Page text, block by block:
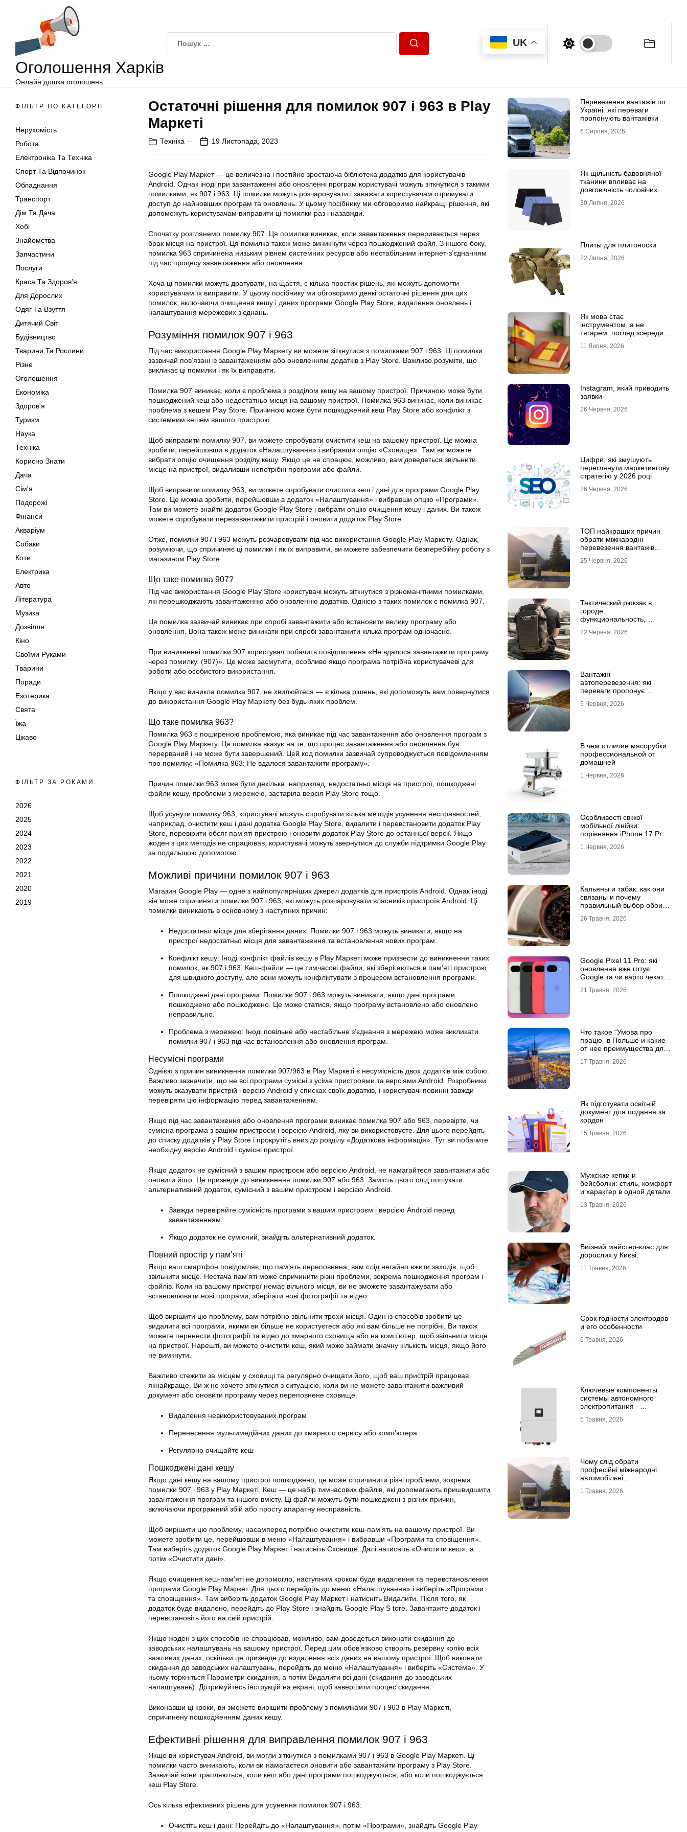
Оголошення Харків
Онлайн дошка оголошень
UK
ФІЛЬТР ПО КАТЕГОРІЇ
Нерухомість
Робота
Електроніка Та Техніка
Спорт Та Відпочинок
Обладнання
Транспорт
Дім Та Дача
Хобі
Знайомства
Запчастини
Послуги
Краса Та Здоров'я
Для Дорослих
Одяг Та Взуття
Дитячий Світ
Будівництво
Тварини Та Рослини
Різне
Оголошення
Економіка
Здоров'я
Туризм
Наука
Техніка
Корисно Знати
Дача
Сім'я
Подорожі
Фінанси
Акваріум
Собаки
Коти
Електрика
Авто
Література
Музика
Дозвілля
Кіно
Своїми Руками
Тварини
Поради
Езотерика
Свята
Їжа
Цікаво
ФІЛЬТР ЗА РОКАМИ
2026
2025
2024
2023
2022
2021
2020
2019
Остаточні рішення для помилок 907 і 963 в Play
Маркеті
Техніка 19 Листопада, 2023
Google Play Маркет — це величезна і постійно зростаюча бібліотека додатків для користувачів
Android. Однак іноді при завантаженні або оновленні програм користувачі можуть зіткнутися з такими
помилками, як 907 і 963. Ці помилки можуть розчаровувати і заважати користувачам отримувати
доступ до найновіших програм та оновлень. У цьому посібнику ми обговоримо найкращі рішення , які
допоможуть користувачам виправити ці помилки раз і назавжди.
Спочатку розглянемо помилку 907. Ця помилка виникає, коли завантаження переривається через
брак місця на пристрої. Ця помилка також може виникнути через пошкоджений файл. З іншого боку,
помилка 963 спричинена низьким рівнем системних ресурсів або нестабільним інтернет-з’єднанням
під час процесу завантаження або оновлення.
Хоча ці помилки можуть дратувати, на щастя, є кілька простих рішень, які можуть допомогти
користувачам їх виправити. У цьому посібнику ми обговоримо деякі остаточні рішення для цих
помилок , включаючи очищення кешу і даних програми Google Play Store, видалення оновлень і
налаштування мережевих з’єднань.
Розуміння помилок 907 і 963
Під час використання Google Play Маркету ви можете зіткнутися з помилками 907 і 963. Ці помилки
зазвичай пов’язані із завантаженням або оновленням додатків з Play Store. Важливо розуміти, що
викликає ці помилки і як їх виправити.
Помилка 907 виникає, коли є проблема з розділом кешу на вашому пристрої. Причиною може бути
пошкоджений кеш або недостатньо місця на вашому пристрої. Помилка 963 виникає, коли виникає
проблема з кешем Play Store. Причиною може бути пошкоджений кеш Play Store або конфлікт з
системним кешем вашого пристрою.
Щоб виправити помилку 907, ви можете спробувати очистити кеш на вашому пристрої. Це можна
зробити, перейшовши в додаток «Налаштування» і вибравши опцію «Сховище». Там ви можете
вибрати опцію очищення розділу кешу. Якщо це не спрацює, можливо, вам доведеться звільнити
місце на пристрої, видаливши непотрібні програми або файли.
Щоб виправити помилку 963, ви можете спробувати очистити кеш і дані для програми Google Play
Store . Це можна зробити, перейшовши в додаток «Налаштування» і вибравши опцію «Програми».
Там ви можете знайти додаток Google Play Store і вибрати опцію очищення кешу і даних. Ви також
можете спробувати перезавантажити пристрій і оновити додаток Play Store.
Отже, помилки 907 і 963 можуть розчаровувати під час використання Google Play Маркету. Однак,
розуміючи, що спричиняє ці помилки і як їх виправити, ви можете забезпечити безперебійну роботу з
магазином Play Store.
Що таке помилка 907?
Під час використання Google Play Store користувачі можуть зіткнутися з різноманітними помилками,
які перешкоджають завантаженню або оновленню додатків. Однією з таких помилок є помилка 907.
Ця помилка зазвичай виникає при спробі завантажити або встановити велику програму або
оновлення. Вона також може виникати при спробі завантажити кілька програм одночасно.
При виникненні помилки 907 користувач побачить повідомлення «Не вдалося завантажити програму
через помилку. (907)». Це може засмутити, особливо якщо програма потрібна користувачеві для
роботи або особистого використання.
Якщо у вас виникла помилка 907, не хвилюйтеся — є кілька рішень, які допоможуть вам повернутися
до використання Google Play Маркету без будь-яких проблем.
Що таке помилка 963?
Помилка 963 є поширеною проблемою, яка виникає під час завантаження або оновлення програм з
Google Play Маркету. Ця помилка вказує на те, що процес завантаження або оновлення був
перерваний і не може бути завершений. Цей код помилки зазвичай супроводжується повідомленням
про помилку: «Помилка 963: Не вдалося завантажити програму».
Причин помилки 963 може бути декілька, наприклад, недостатньо місця на пристрої, пошкоджені
файли кешу, проблеми з мережею, застаріла версія Play Store тощо.
Щоб усунути помилку 963, користувачі можуть спробувати кілька методів усунення несправностей,
наприклад, очистити кеш і дані додатка Google Play Store , видалити і перевстановити додаток Play
Store, перевірити обсяг пам’яті пристрою і оновити додаток Play Store до останньої версії. Якщо
жоден з цих методів не спрацював, користувачі можуть звернутися до служби підтримки Google Play
за подальшою допомогою.
Можливі причини помилок 907 і 963
Магазин Google Play — одне з найпопулярніших джерел додатків для пристроїв Android. Однак іноді
він може спричиняти помилки 907 і 963, які можуть розчаровувати власників пристроїв Android. Ці
помилки виникають в основному з наступних причин:
Недостатньо місця для зберігання даних: Помилки 907 і 963 можуть виникати, якщо на
пристрої недостатньо місця для завантаження та встановлення нових програм.
Конфлікт кешу: Іноді конфлікт файлів кешу в Play Маркеті може призвести до виникнення таких
помилок , як 907 і 963. Кеш-файли — це тимчасові файли, які зберігаються в пам’яті пристрою
для швидкого доступу, але вони можуть конфліктувати з процесом встановлення програми.
Пошкоджені дані програми: Помилки 907 і 963 можуть виникати, якщо дані програми
пошкоджено або пошкоджено. Це може статися, якщо програму встановлено або оновлено
неправильно.
Проблема з мережею: Іноді повільне або нестабільне з’єднання з мережею може викликати
помилки 907 і 963 під час встановлення або оновлення програм.
Несумісні програми
Однією з причин виникнення помилки 907/963 в Play Маркеті є несумісність двох додатків між собою.
Важливо зазначити, що не всі програми сумісні з усіма пристроями та версіями Android. Розробники
можуть вказувати пристрій і версію Android у списках своїх додатків, і користувачі повинні завжди
перевіряти цю інформацію перед завантаженням.
Якщо під час завантаження або оновлення програми виникає помилка 907 або 963, перевірте, чи
сумісна програма з вашим пристроєм і версією Android, яку ви використовуєте. Для цього перейдіть
до списку додатків у Play Store і прокрутіть вниз до розділу «Додаткова інформація». Тут ви побачите
необхідну версію Android і сумісні пристрої.
Якщо додаток не сумісний з вашим пристроєм або версією Android, не намагайтеся завантажити або
оновити його. Це призведе до виникнення помилки 907 або 963. Замість цього слід пошукати
альтернативний додаток, сумісний з вашим пристроєм і версією Android.
Завжди перевіряйте сумісність програми з вашим пристроєм і версією Android перед
завантаженням.
Якщо додаток не сумісний, знайдіть альтернативний додаток.
Повний простір у пам’яті
Якщо ваш смартфон повідомляє, що пам’ять переповнена, вам слід негайно вжити заходів, щоб
звільнити місце. Нестача пам’яті може спричинити різні проблеми, зокрема пошкодження програм і
файлів. Коли на вашому пристрої немає вільного місця, ви не зможете завантажувати або
встановлювати нові програми, зберігати нові фотографії та відео.
Щоб вирішити цю проблему, вам потрібно звільнити трохи місця. Один із способів зробити це —
видалити всі програми, якими ви більше не користуєтеся або які вам більше не потрібні. Ви також
можете перенести фотографії та відео до хмарного сховища або на комп’ютер, щоб звільнити місце
на пристрої. Нарешті, ви можете очистити кеш, який може займати значну кількість місця, якщо його
не вимкнути.
Важливо стежити за місцем у сховищі та регулярно очищати його, щоб ваш пристрій працював
якнайкраще. Ви ж не хочете зіткнутися з ситуацією, коли ви не можете завантажити важливий
документ або оновити програму через переповнене сховище.
Видалення невикористовуваних програм
Перенесення мультимедійних даних до хмарного сервісу або комп’ютера
Регулярно очищайте кеш
Пошкоджені дані кешу
Якщо дані кешу на вашому пристрої пошкоджено, це може спричинити різні проблеми, зокрема
помилки 907 і 963 у Play Маркеті . Кеш — це набір тимчасових файлів, які допомагають пришвидшити
завантаження програм та іншого вмісту. Ці файли можуть бути пошкоджені з різних причин,
включаючи програмний збій або просту апаратну несправність.
Щоб вирішити цю проблему, насамперед потрібно очистити кеш-пам’ять на вашому пристрої. Ви
можете зробити це, перейшовши в меню «Налаштування» і вибравши «Програми та сповіщення».
Там виберіть додаток Google Play Маркет і натисніть Сховище. Далі натисніть «Очистити кеш», а
потім «Очистити дані».
Якщо очищення кеш-пам’яті не допомогло, наступним кроком буде видалення та перевстановлення
програми Google Play Маркет. Для цього перейдіть до меню «Налаштування» і виберіть «Програми
та сповіщення». Там виберіть додаток Google Play Маркет і натисніть Видалити. Після того, як
додаток буде видалено, перейдіть до Play Store і знайдіть Google Play S tore. Завантажте додаток і
перевстановіть його на свій пристрій.
Якщо жоден з цих способів не спрацював, можливо, вам доведеться виконати скидання до
заводських налаштувань на вашому пристрої. Перед цим обов’язково створіть резервну копію всіх
важливих даних, оскільки це призведе до видалення всіх даних на вашому пристрої. Щоб виконати
скидання до заводських налаштувань, перейдіть до меню «Налаштування» і виберіть «Система». У
ньому торкніться Параметри скидання, а потім Видалити всі дані (скидання до заводських
налаштувань). Дотримуйтесь інструкцій на екрані, щоб завершити процес скидання.
Виконавши ці кроки, ви зможете вирішити проблему з помилками 907 і 963 в Play Маркеті
спричинену пошкодженням даних кешу.
Ефективні рішення для виправлення помилок 907 і 963
Якщо ви користувач Android, ви могли зіткнутися з помилками 907 і 963 в Google Play Маркеті . Ці
помилки часто виникають, коли ви намагаєтеся оновити або завантажити програму з Play Store.
Зазвичай вони трапляються, коли кеш або дані програми пошкоджуються, або коли пошкоджується
кеш Play Store.
Ось кілька ефективних рішень для усунення помилок 907 і 963:
Очистіть кеш і дані: Перейдіть до «Налаштування», потім «Програми», знайдіть Google Play
Перевезення вантажів по
Україні: які переваги
пропонують вантажівки
6 Серпня, 2026
Як щільність бавовняної
тканини впливає на
довговічність чоловічих
30 Липня, 2026
Плиты для плитоноски
22 Липня, 2026
Як мова стає
інструментом, а не
тягарем: погляд зсередини
11 Липня, 2026
Instagram, який приводить
заявки
26 Червня, 2026
Цифри, які змушують
переглянути маркетингову
стратегію у 2026 році
26 Червня, 2026
ТОП найкращих причин
обрати міжнародні
перевезення вантажів
25 Червня, 2026
Тактический рюкзак в
городе:
функциональность,
глаза
22 Червня, 2026
Вантажні
автоперевезення: які
переваги пропонує
професіоналами
5 Червня, 2026
В чем отличие мясорубки
профессиональной от
домашней
1 Червня, 2026
Особливості свіжої
мобільної лінійки:
порівняння iPhone 17 Pro
1 Червня, 2026
Кальяны и табак: как они
связаны и почему
правильный выбор обоих
26 Травня, 2026
Google Pixel 11 Pro: які
оновлення вже готує
Google та чи варто чекати
21 Травня, 2026
Что такое “Умова про
працю” в Польше и какие
от нее преимущества для
17 Травня, 2026
Як підготувати освітній
документ для подання за
кордон
15 Травня, 2026
Мужские кепки и
бейсболки: стиль, комфорт
и характер в одной детали
13 Травня, 2026
Виїзний майстер-клас для
дорослих у Києві.
11 Травня, 2026
Срок годности электродов
и его особенности
6 Травня, 2026
Ключевые компоненты
системы автономного
электропитания –
DEYE
5 Травня, 2026
Чому слід обрати
професійні міжнародні
автомобільні
1 Травня, 2026